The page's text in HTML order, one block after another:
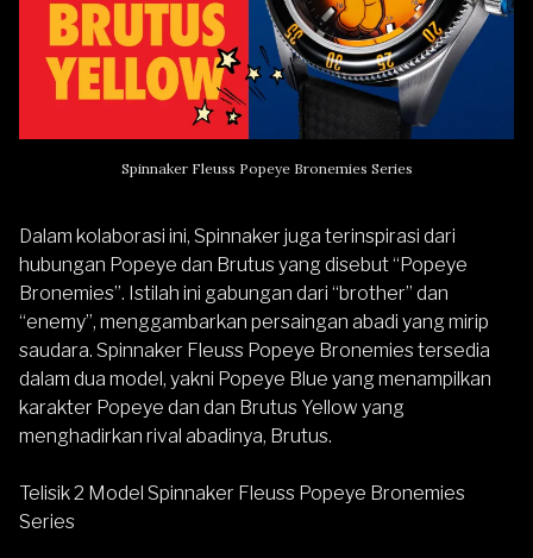
Spinnaker Fleuss Popeye Bronemies Series
Dalam kolaborasi ini, Spinnaker juga terinspirasi dari
hubungan Popeye dan Brutus yang disebut “Popeye
Bronemies”. Istilah ini gabungan dari “brother” dan
“enemy”, menggambarkan persaingan abadi yang mirip
saudara. Spinnaker Fleuss Popeye Bronemies tersedia
dalam dua model, yakni Popeye Blue yang menampilkan
karakter Popeye dan dan Brutus Yellow yang
menghadirkan rival abadinya, Brutus.
Telisik 2 Model Spinnaker Fleuss Popeye Bronemies
Series